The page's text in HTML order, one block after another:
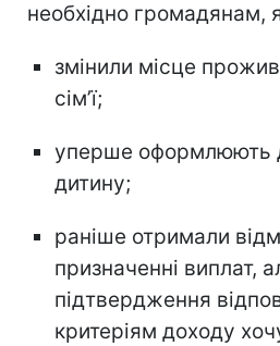
необхідно громадянам,
змінили місце
сімʼї;
уперше оформлюють
дитину;
раніше отримали
призначенні виплат,
підтвердження
критеріям доходу